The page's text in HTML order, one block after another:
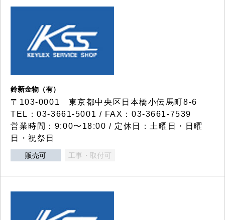
鈴新金物（有）
〒103-0001 東京都中央区日本橋小伝馬町8-6
TEL：03-3661-5001 / FAX：03-3661-7539
営業時間：9:00〜18:00 / 定休日：土曜日・日曜
日・祝祭日
販売可 工事・取付可